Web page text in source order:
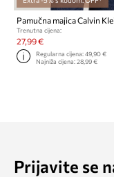
Pamučna majica Calvin
Trenutna cijena:
27,99 €
Regularna cijena:49,90 €
Najniža cijena:28,99 €
Prijavite se